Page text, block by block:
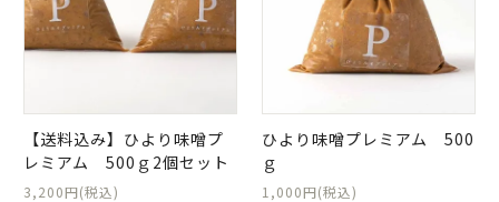
ご利用ガイド
ギフトラッピング
ログイン
会員登録
特定商取引法表示
プライバシーポリシー
【送料込み】ひより味噌プ
レミアム 500ｇ2個セット
3,200円(税込)
ひより味噌プレミアム 500
ｇ
1,000円(税込)